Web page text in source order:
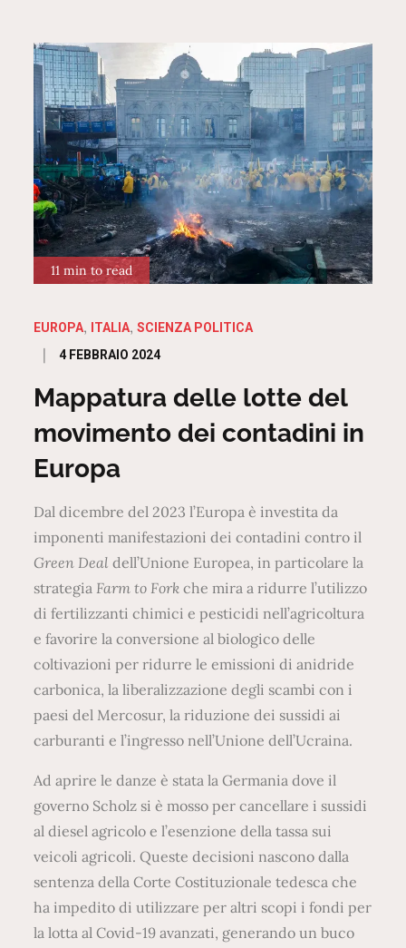
11 min to read
EUROPA ITALIA SCIENZA POLITICA
Posted
4 FEBBRAIO 2024
Mappatura delle lotte del
movimento dei contadini in
Europa
Dal dicembre del 2023 l’Europa è investita da
imponenti manifestazioni dei contadini contro il
Green Deal dell’Unione Europea, in particolare la
strategia Farm to Fork che mira a ridurre l’utilizzo
di fertilizzanti chimici e pesticidi nell’agricoltura
e favorire la conversione al biologico delle
coltivazioni per ridurre le emissioni di anidride
carbonica, la liberalizzazione degli scambi con i
paesi del Mercosur, la riduzione dei sussidi ai
carburanti e l’ingresso nell’Unione dell’Ucraina.
Ad aprire le danze è stata la Germania dove il
governo Scholz si è mosso per cancellare i sussidi
al diesel agricolo e l’esenzione della tassa sui
veicoli agricoli. Queste decisioni nascono dalla
sentenza della Corte Costituzionale tedesca che
ha impedito di utilizzare per altri scopi i fondi per
la lotta al Covid-19 avanzati, generando un buco